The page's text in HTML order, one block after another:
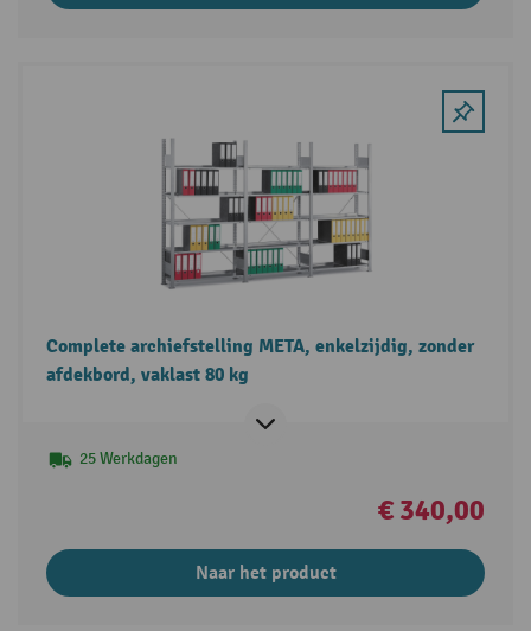
Complete archiefstelling META, enkelzijdig, zonder
afdekbord, vaklast 80 kg
25 Werkdagen
€ 340,00
Naar het product